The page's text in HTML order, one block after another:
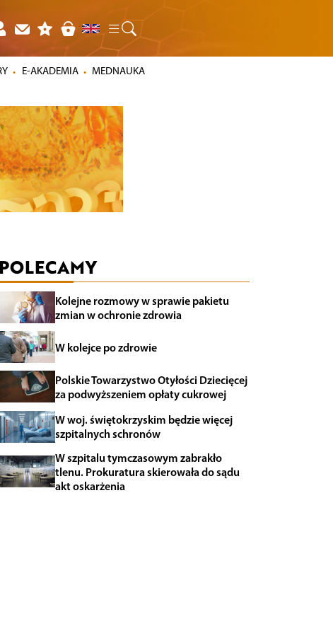
E-AKADEMIA MEDNAUKA
POLECAMY
Kolejne rozmowy w sprawie pakietu
zmian w ochronie zdrowia
W kolejce po zdrowie
Polskie Towarzystwo Otyłości Dziecięcej
za podwyższeniem opłaty cukrowej
W woj. świętokrzyskim będzie więcej
szpitalnych schronów
W szpitalu tymczasowym zabrakło
tlenu. Prokuratura skierowała do sądu
akt oskarżenia